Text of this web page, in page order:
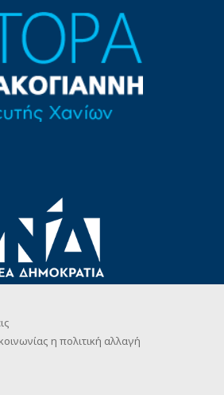
η πολιτική αλλαγή